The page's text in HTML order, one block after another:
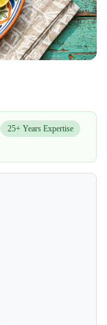
25+ Years Expertise